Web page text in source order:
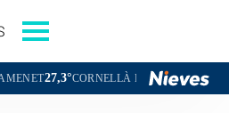
DE LLOBREGAT26,3°SANT BOI